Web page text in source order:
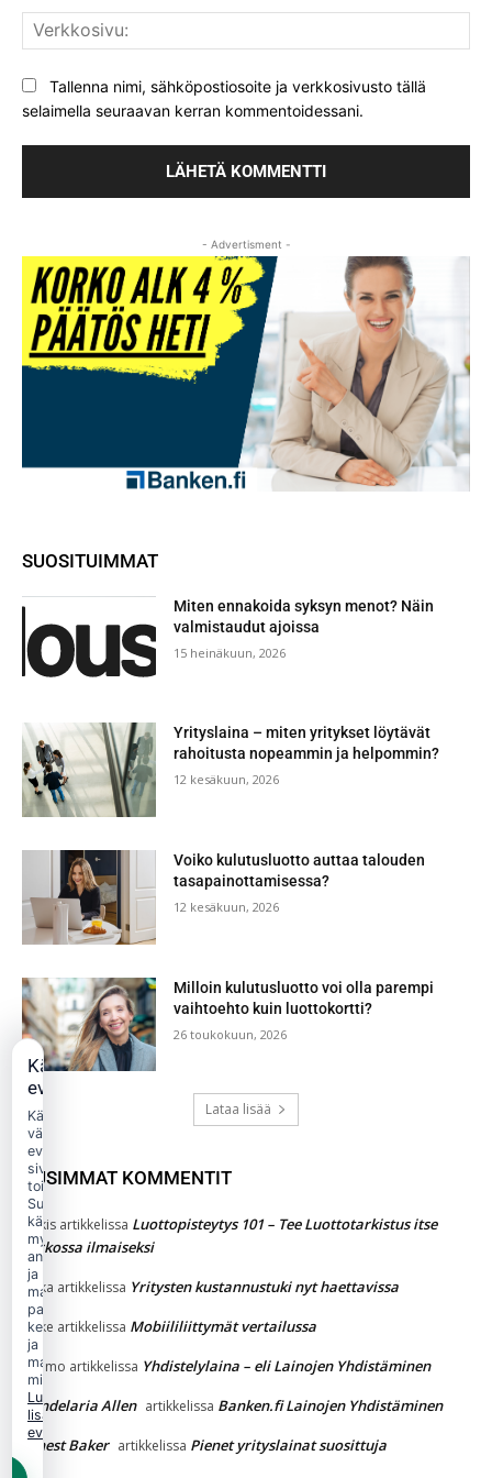
Tallenna nimi, sähköpostiosoite ja verkkosivusto tällä
selaimella seuraavan kerran kommentoidessani.
- Advertisment -
SUOSITUIMMAT
Miten ennakoida syksyn menot? Näin
valmistaudut ajoissa
15 heinäkuun, 2026
Yrityslaina – miten yritykset löytävät
rahoitusta nopeammin ja helpommin?
12 kesäkuun, 2026
Voiko kulutusluotto auttaa talouden
tasapainottamisessa?
12 kesäkuun, 2026
Milloin kulutusluotto voi olla parempi
vaihtoehto kuin luottokortti?
26 toukokuun, 2026
Lataa lisää
UUSIMMAT KOMMENTIT
Jukkis artikkelissa Luottopisteytys 101 – Tee Luottotarkistus itse
verkossa ilmaiseksi
jaska artikkelissa Yritysten kustannustuki nyt haettavissa
Jakke artikkelissa Mobiililiittymät vertailussa
Kimmo artikkelissa Yhdistelylaina – eli Lainojen Yhdistäminen
Candelaria Allen artikkelissa Banken.fi Lainojen Yhdistäminen
Ernest Baker artikkelissa Pienet yrityslainat suosittuja
Käytämme
evästeitä
Käytämme
välttämättömiä
evästeitä
sivuston
toimintaan.
Suostumuksellasi
käytämme
myös
analytiikka-
ja
markkinointievästeitä
palvelun
kehittämiseen
ja
mainonnan
mittaamiseen.
Lue
lisää
evästekäytännöstä.